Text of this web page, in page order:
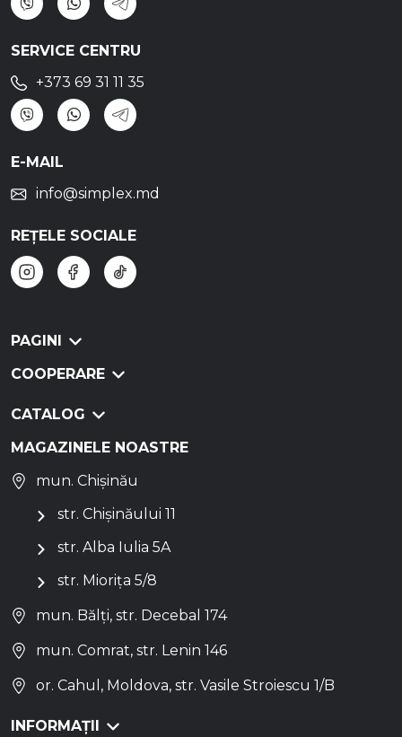
SERVICE CENTRU
+373 69 31 11 35
E-MAIL
info@simplex.md
REȚELE SOCIALE
PAGINI
COOPERARE
CATALOG
MAGAZINELE NOASTRE
mun. Chișinău
str. Chișinăului 11
str. Alba Iulia 5A
str. Miorița 5/8
mun. Bălți, str. Decebal 174
mun. Comrat, str. Lenin 146
or. Cahul, Moldova, str. Vasile Stroiescu 1/B
INFORMAȚII